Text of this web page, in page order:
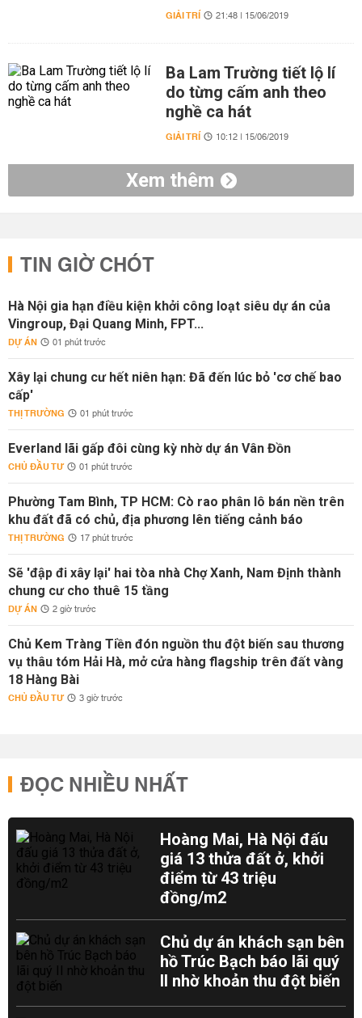
GIẢI TRÍ 21:48 | 15/06/2019
Ba Lam Trường tiết lộ lí
do từng cấm anh theo
nghề ca hát
GIẢI TRÍ 10:12 | 15/06/2019
Xem thêm
TIN GIỜ CHÓT
Hà Nội gia hạn điều kiện khởi công loạt siêu dự án của
Vingroup, Đại Quang Minh, FPT...
DỰ ÁN 01 phút trước
Xây lại chung cư hết niên hạn: Đã đến lúc bỏ 'cơ chế bao
cấp'
THỊ TRƯỜNG 01 phút trước
Everland lãi gấp đôi cùng kỳ nhờ dự án Vân Đồn
CHỦ ĐẦU TƯ 01 phút trước
Phường Tam Bình, TP HCM: Cò rao phân lô bán nền trên
khu đất đã có chủ, địa phương lên tiếng cảnh báo
THỊ TRƯỜNG 17 phút trước
Sẽ 'đập đi xây lại' hai tòa nhà Chợ Xanh, Nam Định thành
chung cư cho thuê 15 tầng
DỰ ÁN 2 giờ trước
Chủ Kem Tràng Tiền đón nguồn thu đột biến sau thương
vụ thâu tóm Hải Hà, mở cửa hàng flagship trên đất vàng
18 Hàng Bài
CHỦ ĐẦU TƯ 3 giờ trước
ĐỌC NHIỀU NHẤT
Hoàng Mai, Hà Nội đấu
giá 13 thửa đất ở, khởi
điểm từ 43 triệu
đồng/m2
Chủ dự án khách sạn bên
hồ Trúc Bạch báo lãi quý
II nhờ khoản thu đột biến